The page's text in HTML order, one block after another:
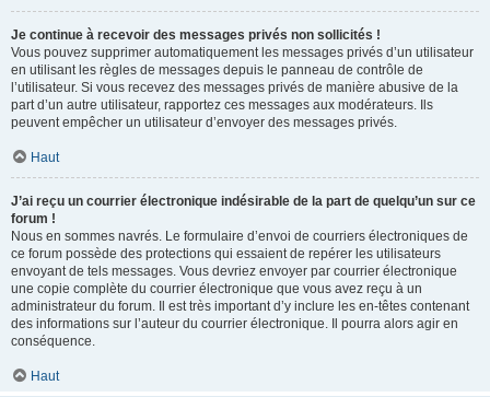
Je continue à recevoir des messages privés non sollicités !
Vous pouvez supprimer automatiquement les messages privés d’un utilisateur
en utilisant les règles de messages depuis le panneau de contrôle de
l’utilisateur. Si vous recevez des messages privés de manière abusive de la
part d’un autre utilisateur, rapportez ces messages aux modérateurs. Ils
peuvent empêcher un utilisateur d’envoyer des messages privés.
Haut
J’ai reçu un courrier électronique indésirable de la part de quelqu’un sur ce
forum !
Nous en sommes navrés. Le formulaire d’envoi de courriers électroniques de
ce forum possède des protections qui essaient de repérer les utilisateurs
envoyant de tels messages. Vous devriez envoyer par courrier électronique
une copie complète du courrier électronique que vous avez reçu à un
administrateur du forum. Il est très important d’y inclure les en-têtes contenant
des informations sur l’auteur du courrier électronique. Il pourra alors agir en
conséquence.
Haut